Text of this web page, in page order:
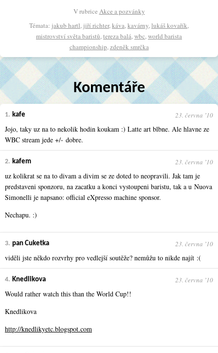
V rubrice Akce a pozvánky
Témata: jakub hartl, jiří richter, káva, kavárny, lukáš kovařík,
mistrovství světa baristů, tereza balá, wbc, world barista
championship, zdeněk smrčka
Komentáře
1. kafe 23. června ʼ10
Jojo, taky uz na to nekolik hodin koukam :) Latte art blbne. Ale hlavne ze
WBC stream jede +/- dobre.
2. kafem 23. června ʼ10
uz kolikrat se na to divam a divim se ze doted to neopravili. Jak tam je
predstaveni sponzoru, na zacatku a konci vystoupeni baristu, tak a u Nuova
Simonelli je napsano: official eXpresso machine sponsor.
Nechapu. :)
3. pan Cuketka 23. června ʼ10
viděli jste někdo rozvrhy pro vedlejší soutěže? nemůžu to nikde najít :(
4. Knedlikova 23. června ʼ10
Would rather watch this than the World Cup!!
Knedlikova
http://knedlikyetc.blogspot.com